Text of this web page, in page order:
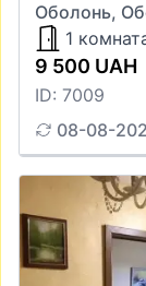
Оболонь,
1
9 500 UAH
ID: 7009
08-08-